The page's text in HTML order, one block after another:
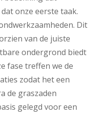
onze eerste taak.
Dit
van de juiste
ondergrond biedt
fase treffen we de
zodat het een
de graszaden
gelegd voor een